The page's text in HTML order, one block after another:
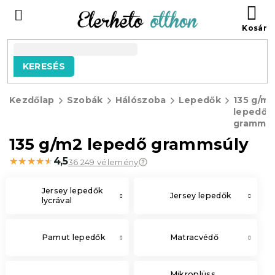
tartalomhoz
KERESÉS
Kezdőlap Szobák Hálószoba Lepedők
135 g/m2
lepedő
135 g/m2 lepedő grammsúly
★★★★★
★★★★★ 4,536 249 vélemény
Jersey lepedők
lycrával
Jersey lepedők
Pamut lepedők Matracvédő